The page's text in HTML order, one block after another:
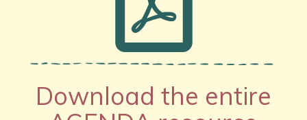
Download the entire